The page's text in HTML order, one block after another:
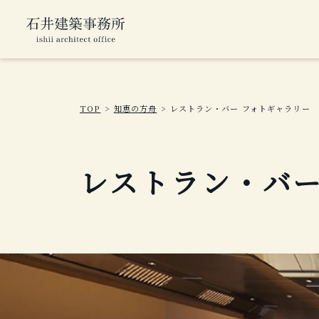
TOP 知恵の方舟 レストラン・バー フォトギャラリー
レストラン・バ